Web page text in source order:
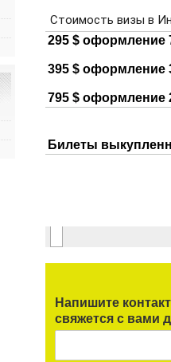
Напишите
свяжется с вами